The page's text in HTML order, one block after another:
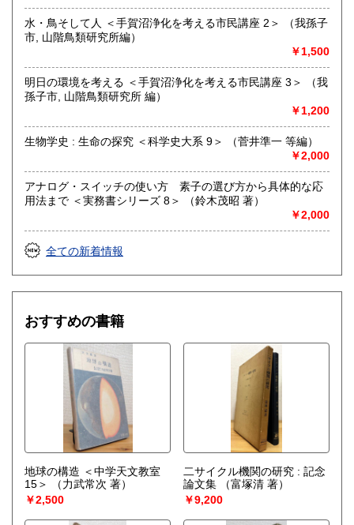
取り扱い分野
自然科学】
水・鳥そして人 ＜手賀沼浄化を考える市民講座 2＞ （我孫子
市, 山階鳥類研究所編）
￥1,500
明日の環境を考える ＜手賀沼浄化を考える市民講座 3＞ （我
孫子市, 山階鳥類研究所 編）
￥1,200
生物学史 : 生命の探究 ＜科学史大系 9＞ （菅井準一 等編）
￥2,000
アナログ・スイッチの使い方 素子の選び方から具体的な応
用法まで ＜実務書シリーズ 8＞ （鈴木茂昭 著）
￥2,000
全ての新着情報
おすすめの書籍
地球の構造 ＜中学天文教室
15＞
（力武常次 著）
￥2,500
二サイクル機関の研究 : 記念
論文集
（富塚清 著）
￥9,200